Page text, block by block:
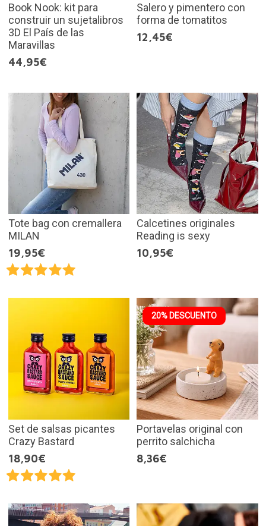
Book Nook: kit para
construir un sujetalibros
3D El País de las
Maravillas
44,95€
Salero y pimentero con
forma de tomatitos
12,45€
Tote bag con cremallera
MILAN
19,95€
Calcetines originales
Reading is sexy
10,95€
Set de salsas picantes
Crazy Bastard
18,90€
20% DESCUENTO
Portavelas original con
perrito salchicha
8,36€